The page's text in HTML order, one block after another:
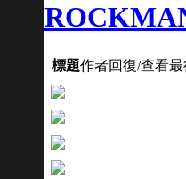
標題作者回復/查看最